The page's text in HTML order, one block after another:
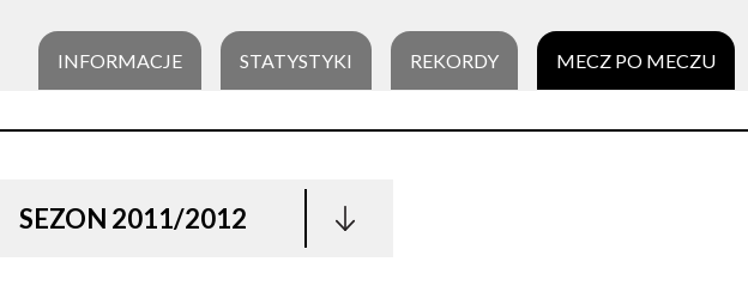
INFORMACJE STATYSTYKI REKORDY MECZ PO MECZU
SEZON 2011/2012